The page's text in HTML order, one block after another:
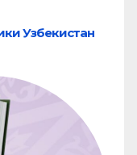
Узбекистан